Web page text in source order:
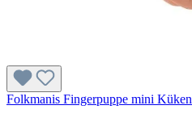
Folkmanis Fingerpuppe mini Küken